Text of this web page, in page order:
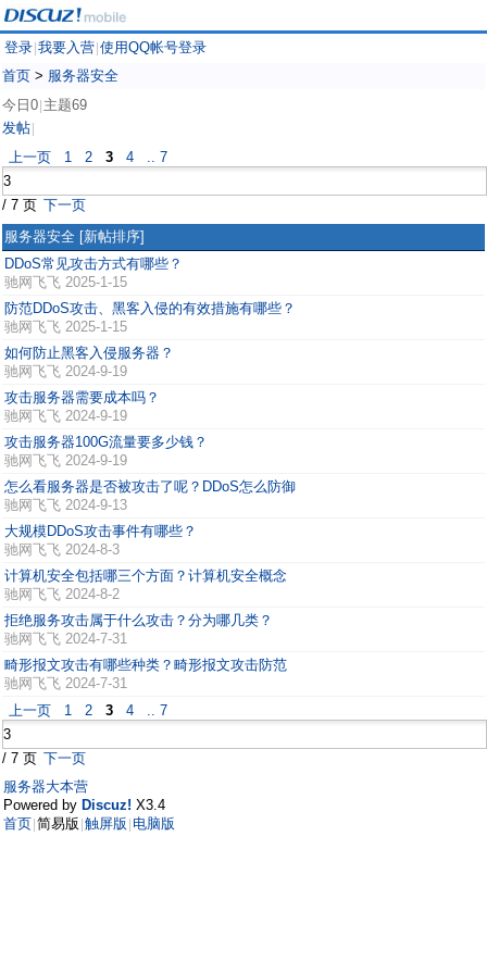
登录 我要入营 使用QQ帐号登录
首页 > 服务器安全
今日0 主题69
发帖
上一页 1 2 3 4 .. 7
/ 7 页 下一页
服务器安全 [新帖排序]
DDoS常见攻击方式有哪些？
驰网飞飞 2025-1-15
防范DDoS攻击、黑客入侵的有效措施有哪些？
驰网飞飞 2025-1-15
如何防止黑客入侵服务器？
驰网飞飞 2024-9-19
攻击服务器需要成本吗？
驰网飞飞 2024-9-19
攻击服务器100G流量要多少钱？
驰网飞飞 2024-9-19
怎么看服务器是否被攻击了呢？DDoS怎么防御
驰网飞飞 2024-9-13
大规模DDoS攻击事件有哪些？
驰网飞飞 2024-8-3
计算机安全包括哪三个方面？计算机安全概念
驰网飞飞 2024-8-2
拒绝服务攻击属于什么攻击？分为哪几类？
驰网飞飞 2024-7-31
畸形报文攻击有哪些种类？畸形报文攻击防范
驰网飞飞 2024-7-31
上一页
1 2 3 4 .. 7
/ 7 页 下一页
服务器大本营
Powered by Discuz! X3.4
首页 简易版 触屏版 电脑版